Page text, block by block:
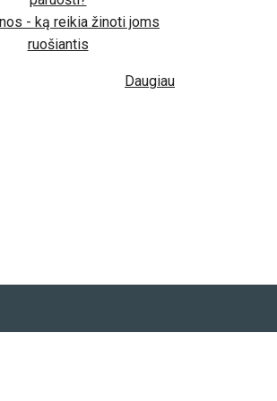
- ką reikia žinoti joms
ruošiantis
Daugiau